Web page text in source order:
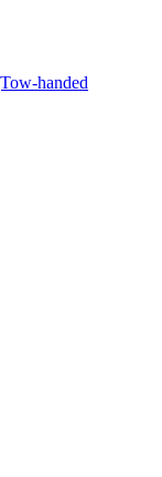
handed